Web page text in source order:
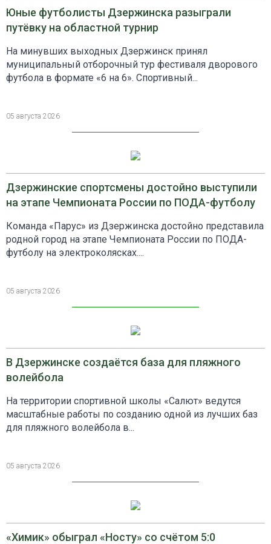
Юные футболисты Дзержинска разыграли
путёвку на областной турнир
На минувших выходных Дзержинск принял
муниципальный отборочный тур фестиваля дворового
футбола в формате «6 на 6». Спортивный...
05 августа 2026
Дзержинские спортсмены достойно выступили
на этапе Чемпионата России по ПОДА-футболу
Команда «Парус» из Дзержинска достойно представила
родной город на этапе Чемпионата России по ПОДА-
футболу на электроколясках....
05 августа 2026
В Дзержинске создаётся база для пляжного
волейбола
На территории спортивной школы «Салют» ведутся
масштабные работы по созданию одной из лучших баз
для пляжного волейбола в...
05 августа 2026
«Химик» обыграл «Носту» со счётом 5:0